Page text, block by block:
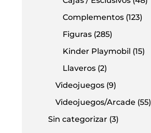
Complementos (123)
Figuras (285)
Kinder Playmobil (15)
Llaveros (2)
Videojuegos (9)
Videojuegos/Arcade (55)
Sin categorizar (3)